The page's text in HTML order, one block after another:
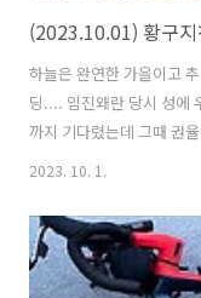
(2023.10.01) 황구지
하늘은 완연한 가을이고
딩.... 임진왜란 당시 성에
까지 기다렸는데 그때 권
럼 왜군을 속여 물러나게
2023. 10. 1.